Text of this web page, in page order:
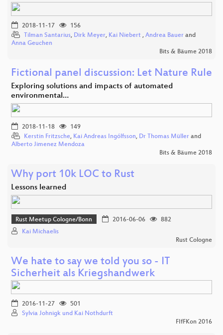
2018-11-17
156
Tilman Santarius, Dirk Meyer, Kai Niebert , Andrea Bauer and
Anna Geuchen
Bits & Bäume 2018
Fictional panel discussion: Let Nature Rule
Exploring solutions and impacts of automated
environmental…
2018-11-18
149
Kerstin Fritzsche, Kai Andreas Ingólfsson, Dr Thomas Müller and
Alberto Jimenez Mendoza
Bits & Bäume 2018
Why port 10k LOC to Rust
Lessons learned
Rust Meetup Cologne/Bonn 2016-06-06
882
Kai Michaelis
Rust Cologne
We hate to say we told you so - IT
Sicherheit als Kriegshandwerk
2016-11-27
501
Sylvia Johnigk und Kai Nothdurft
FIfFKon 2016